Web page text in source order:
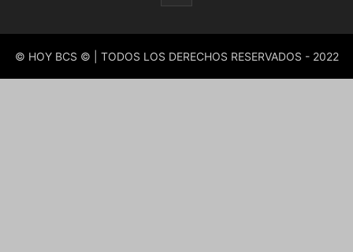
© HOY BCS © | TODOS LOS DERECHOS RESERVADOS - 2022